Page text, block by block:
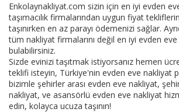
Enkolaynakliyat.com sizin için en iyi evden
taşımacılık firmalarından uygun fiyat
taşınırken en az parayı ödemenizi sağlar.
tüm nakliyat firmalarını değil en iyi evden eve
bulabilirsiniz.
Sizde evinizi taşıtmak istiyorsanız hemen
teklifi isteyin, Türkiye'nin evden eve nakliyat
bizimle şehirler arası evden eve nakliyat,
nakliyat, ve asansörlü evden eve nakliyat
edin, kolayca ucuza taşının!